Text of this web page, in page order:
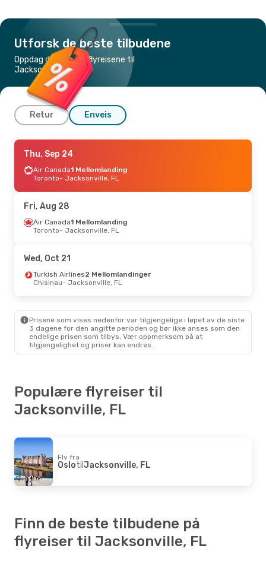
Utforsk de beste tilbudene
Oppdag de billigste flyreisene til
Jacksonville, FL
Retur Enveis
Thu, Aug 27
Frontier AirlinesDirekte
Atlanta- Jacksonville, FL
Jacksonville, FL- Atlanta
Sat, Sep 5- Mon, Sep 7
Frontier Airlines
Jacksonville, FL
2 Mellomlandinger
Aberdeen- Jacksonville, FL
American Airlines
2 Mellomlandinger
Jacksonville, FL- Aberdeen
Thu, Sep 24
Air Canada1 Mellomlanding
Toronto- Jacksonville, FL
Fri, Aug 28
Air Canada1 Mellomlanding
Toronto- Jacksonville, FL
Wed, Oct 21
Turkish Airlines2 Mellomlandinger
Chisinau- Jacksonville, FL
Prisene som vises nedenfor var tilgjengelige i løpet av de siste
3 dagene for den angitte perioden og bør ikke anses som den
endelige prisen som tilbys. Vær oppmerksom på at
tilgjengelighet og priser kan endres.
Populære flyreiser til
Jacksonville, FL
Fly fra
OslotilJacksonville, FL
Finn de beste tilbudene på
flyreiser til Jacksonville, FL